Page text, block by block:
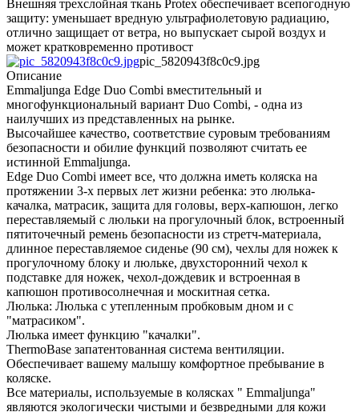
Внешняя трехслойная ткань Protex обеспечивает всепогодную
защиту: уменьшает вредную ультрафиолетовую радиацию,
отлично защищает от ветра, но выпускает сырой воздух и
может кратковременно противост
pic_5820943f8c0c9.jpg
Описание
Emmaljunga Edge Duo Combi вместительный и
многофункциональный вариант Duo Combi, - одна из
наилучших из представленных на рынке.
Высочайшее качество, соответствие суровым требованиям
безопасности и обилие функций позволяют считать ее
истинной Emmaljunga.
Edge Duo Combi имеет все, что должна иметь коляска на
протяжении 3-х первых лет жизни ребенка: это люлька-
качалка, матрасик, защита для головы, верх-капюшон, легко
переставляемый с люльки на прогулочный блок, встроенный
пятиточечный ремень безопасности из стретч-материала,
длинное переставляемое сиденье (90 см), чехлы для ножек к
прогулочному блоку и люльке, двухсторонний чехол к
подставке для ножек, чехол-дождевик и встроенная в
капюшон противосолнечная и москитная сетка.
Люлька: Люлька с утепленным пробковым дном и с
"матрасиком".
Люлька имеет функцию "качалки".
ThermoBase запатентованная система вентиляции.
Обеспечивает вашему малышу комфортное пребывание в
коляске.
Все материалы, используемые в колясках " Emmaljunga"
являются экологически чистыми и безвредными для кожи